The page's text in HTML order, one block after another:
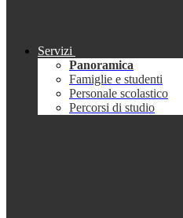
Servizi
Panoramica
Famiglie e studenti
Personale scolastico
Percorsi di studio